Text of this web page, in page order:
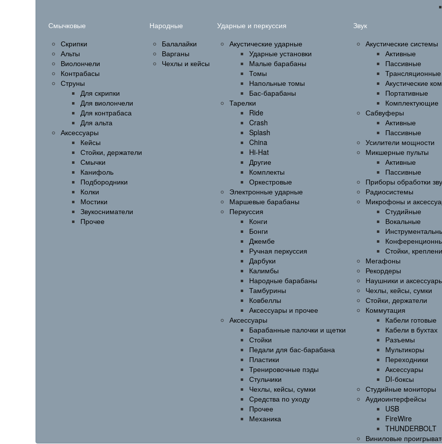
Смычковые
Скрипки
Альты
Виолончели
Контрабасы
Струны
Для скрипки
Для виолончели
Для контрабаса
Для альта
Аксессуары
Кейсы
Стойки, держатели
Смычки
Канифоль
Подбородники
Колки
Мостики
Звукосниматели
Прочее
Народные
Балалайки
Варганы
Чехлы и кейсы
Ударные и перкуссия
Акустические ударные
Ударные установки
Малые барабаны
Томы
Напольные томы
Бас-барабаны
Тарелки
Ride
Crash
Splash
China
Hi-Hat
Другие
Комплекты
Оркестровые
Электронные ударные
Маршевые барабаны
Перкуссия
Конги
Бонги
Джембе
Ручная перкуссия
Дарбуки
Калимбы
Народные барабаны
Тамбурины
Ковбеллы
Аксессуары и прочее
Аксессуары
Барабанные палочки и щетки
Стойки
Педали для бас-барабана
Пластики
Тренировочные пэды
Стульчики
Чехлы, кейсы, сумки
Средства по уходу
Прочее
Механика
Звук
Акустические системы
Активные
Пассивные
Трансляционные
Акустические
Портативные
Комплектующие
Сабвуферы
Активные
Пассивные
Усилители мощности
Микшерные пульты
Активные
Пассивные
Приборы обработки
Радиосистемы
Микрофоны и
Студийные
Вокальные
Стойки,
Мегафоны
Рекордеры
Наушники и
Чехлы, кейсы, сумки
Стойки, держатели
Коммутация
Кабели готовые
Кабели в бухтах
Разъемы
Мультикоры
Переходники
Аксессуары
DI-боксы
Студийные мониторы
Аудиоинтерфейсы
USB
FireWire
THUNDERBOLT
Виниловые